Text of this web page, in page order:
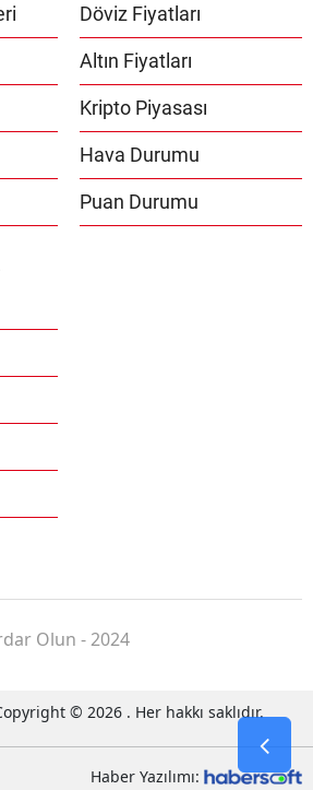
Döviz Fiyatları
Altın Fiyatları
Kripto Piyasası
Hava Durumu
Puan Durumu
Olun - 2024
© 2026 . Her hakkı saklıdır.
Haber Yazılımı: